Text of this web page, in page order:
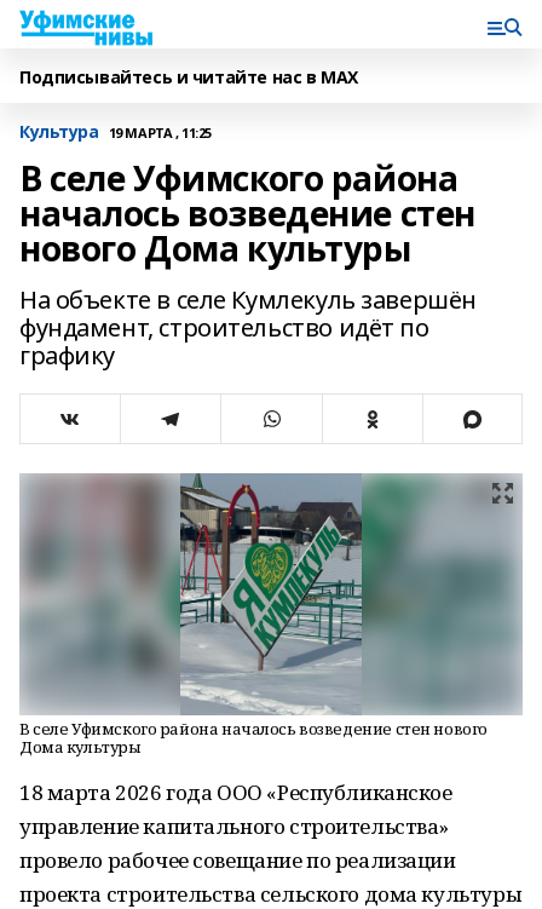
Подписывайтесь и читайте нас в MAX
Культура 19 МАРТА , 11:25
В селе Уфимского района
началось возведение стен
нового Дома культуры
На объекте в селе Кумлекуль завершён
фундамент, строительство идёт по
графику
В селе Уфимского района началось возведение стен нового
Дома культуры
18 марта 2026 года ООО «Республиканское
управление капитального строительства»
провело рабочее совещание по реализации
проекта строительства сельского дома культуры